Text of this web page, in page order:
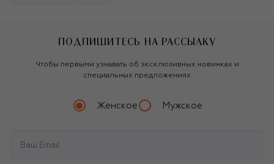
ПОДПИШИТЕСЬ НА РАССЫЛКУ
Чтобы первыми узнавать об эксклюзивных новинках и
специальных предложениях
Женское Мужское